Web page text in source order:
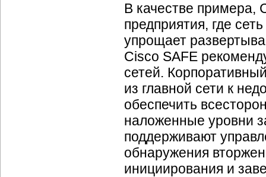
В качестве примера,
предприятия, где
упрощает
Cisco SAFE
сетей.
из главной сети к
обеспечить
наложенные уровни
поддерживают
обнаружения
инициирования и